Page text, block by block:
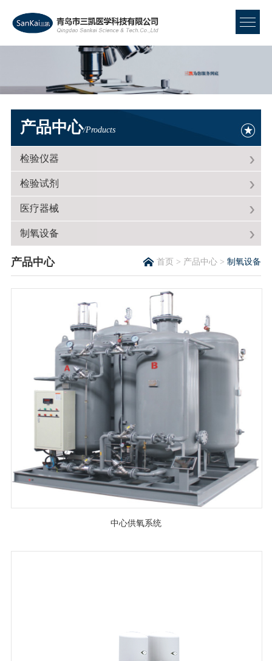
产品中心/Products
检验仪器
检验试剂
医疗器械
制氧设备
产品中心 首页 > 产品中心 >制氧设备
中心供氧系统